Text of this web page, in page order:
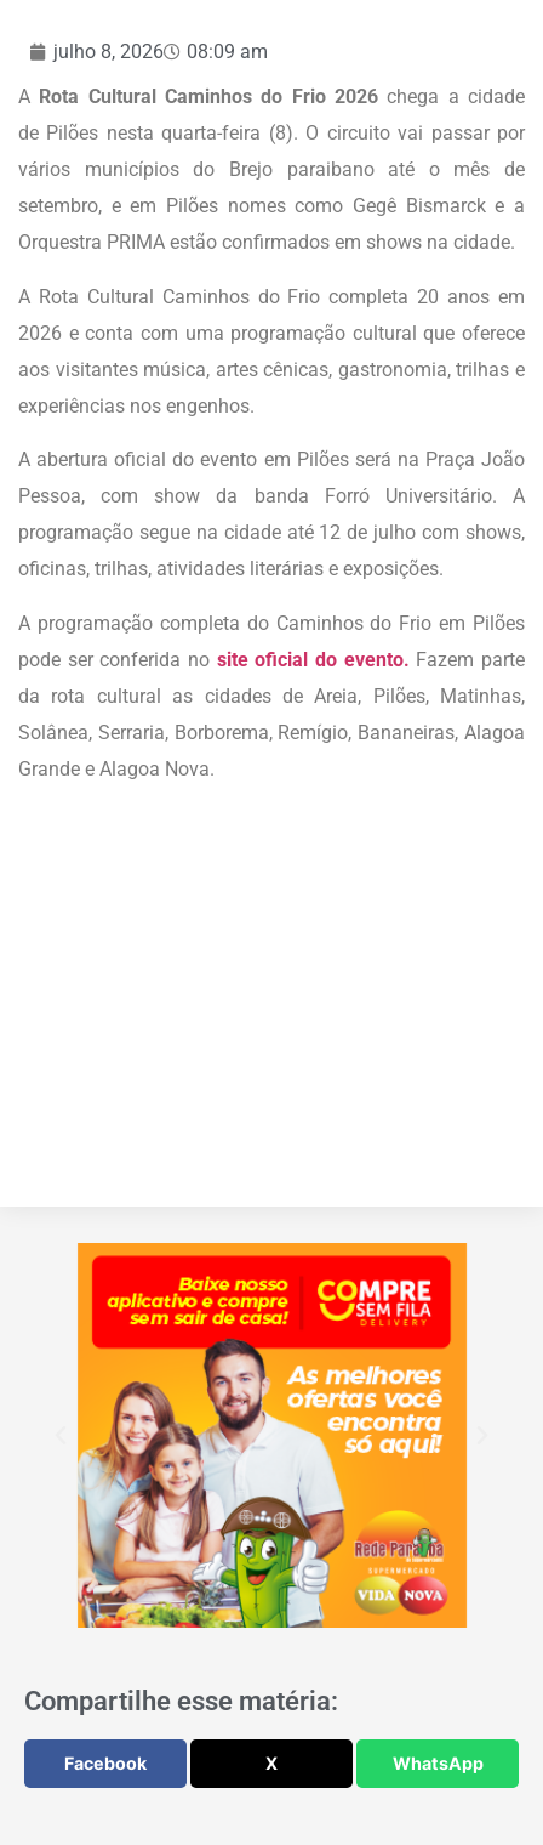
julho 8, 2026
08:09 am
A Rota Cultural Caminhos do Frio 2026 chega a cidade
de Pilões nesta quarta-feira (8). O circuito vai passar por
vários municípios do Brejo paraibano até o mês de
setembro, e em Pilões nomes como Gegê Bismarck e a
Orquestra PRIMA estão confirmados em shows na cidade.
A Rota Cultural Caminhos do Frio completa 20 anos em
2026 e conta com uma programação cultural que oferece
aos visitantes música, artes cênicas, gastronomia, trilhas e
experiências nos engenhos.
A abertura oficial do evento em Pilões será na Praça João
Pessoa, com show da banda Forró Universitário. A
programação segue na cidade até 12 de julho com shows,
oficinas, trilhas, atividades literárias e exposições.
A programação completa do Caminhos do Frio em Pilões
pode ser conferida no site oficial do evento. Fazem parte
da rota cultural as cidades de Areia, Pilões, Matinhas,
Solânea, Serraria, Borborema, Remígio, Bananeiras, Alagoa
Grande e Alagoa Nova.
Compartilhe esse matéria:
Facebook X WhatsApp